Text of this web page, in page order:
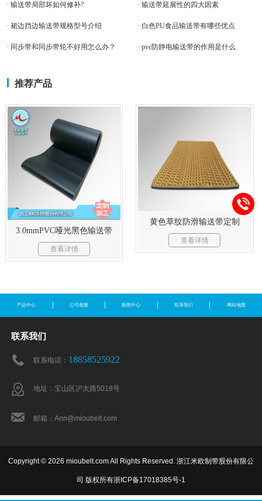
· 输送带局部坏如何修补? · 输送带延展性的四大因素
· 裙边挡边输送带规格型号介绍 · 白色PU食品输送带有哪些优点
· 同步带和同步带轮不好用怎么办？ · pvc防静电输送带的作用是什么
推荐产品
3.0mmPVC哑光黑色输送带
查看详情
黄色草纹防滑输送带定制
查看详情
产品中心 公司相册 新闻中心 联系我们 网站地图
联系我们
联系电话： 18858525922
地址：宝山区沪太路5018号
邮箱：Ann@mioubelt.com
Copyright © 2026 mioubelt.com All Rights Reserved. 浙江米欧制带股份有限公
司 版权所有浙ICP备17018385号-1